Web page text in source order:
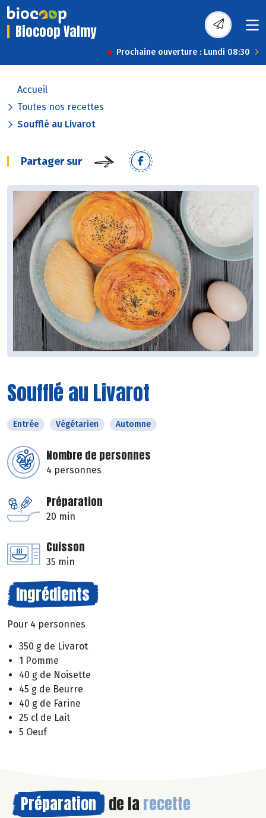
Biocoop Valmy
Prochaine ouverture : Lundi 08:30
Accueil
Toutes nos recettes
Soufflé au Livarot
Partager sur
Soufflé au Livarot
Entrée Végétarien Automne
Nombre de personnes
4 personnes
Préparation
20 min
Cuisson
35 min
Ingrédients
Pour 4 personnes
350 g de Livarot
1 Pomme
40 g de Noisette
45 g de Beurre
40 g de Farine
25 cl de Lait
5 Oeuf
Préparation de la recette